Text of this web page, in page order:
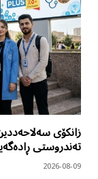
زانکۆی
تەندروستی
2026-08-09